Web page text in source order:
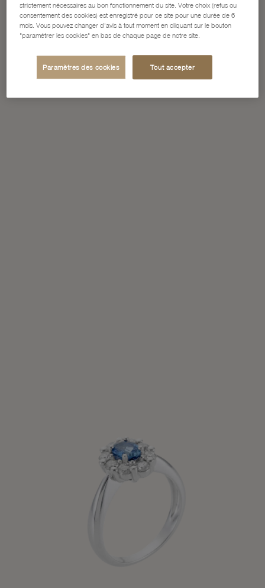
strictement nécessaires au bon fonctionnement du site. Votre choix (refus ou
consentement des cookies) est enregistré pour ce site pour une durée de 6
mois. Vous pouvez changer d'avis à tout moment en cliquant sur le bouton
"paramétrer les cookies" en bas de chaque page de notre site.
Paramètres des cookies Tout accepter